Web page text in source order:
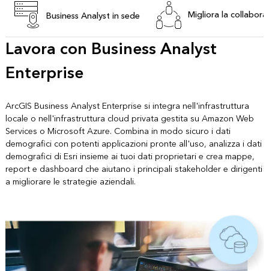
Business Analyst in sede Migliora la
Lavora con Business Analyst
Enterprise
ArcGIS Business Analyst Enterprise si integra nell'infrastruttura
locale o nell'infrastruttura cloud privata gestita su Amazon Web
Services o Microsoft Azure. Combina in modo sicuro i dati
demografici con potenti applicazioni pronte all'uso, analizza i dati
demografici di Esri insieme ai tuoi dati proprietari e crea mappe,
report e dashboard che aiutano i principali stakeholder e dirigenti
a migliorare le strategie aziendali.